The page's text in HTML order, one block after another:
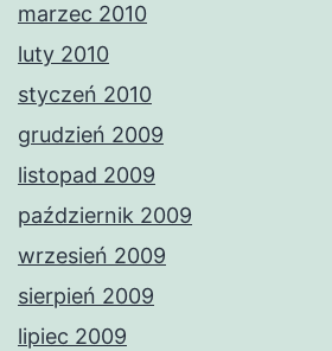
marzec 2010
luty 2010
styczeń 2010
grudzień 2009
listopad 2009
październik 2009
wrzesień 2009
sierpień 2009
lipiec 2009